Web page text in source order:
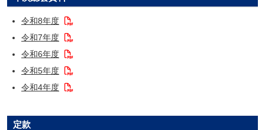
令和8年度
令和7年度
令和6年度
令和5年度
令和4年度
定款